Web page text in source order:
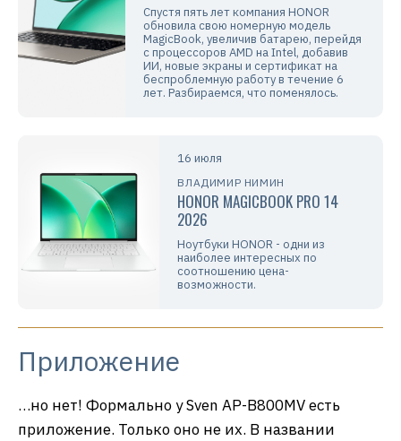
Спустя пять лет компания HONOR
обновила свою номерную модель
MagicBook, увеличив батарею, перейдя
с процессоров AMD на Intel, добавив
ИИ, новые экраны и сертификат на
беспроблемную работу в течение 6
лет. Разбираемся, что поменялось.
16 июля
ВЛАДИМИР НИМИН
HONOR MAGICBOOK PRO 14
2026
Ноутбуки HONOR - одни из
наиболее интересных по
соотношению цена-
возможности.
Приложение
…но нет! Формально у Sven AP-B800MV есть
приложение. Только оно не их. В названии